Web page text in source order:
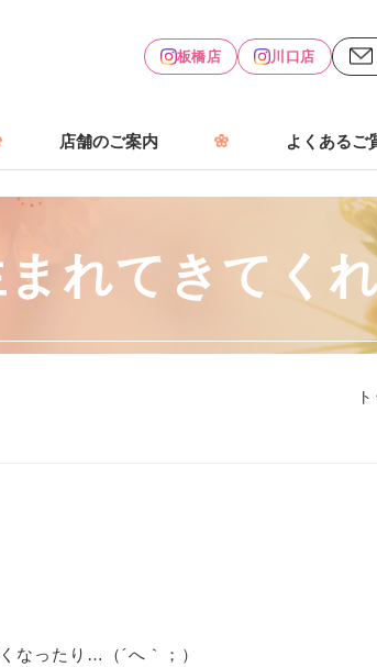
板橋店 川口店
店舗のご案内 よくあるご
れてきてく
なったり…（´へ｀；）